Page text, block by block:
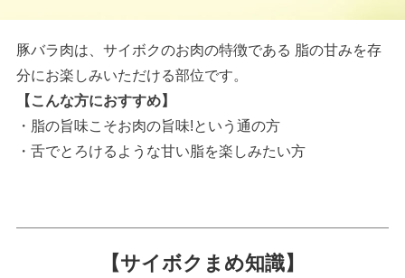
豚バラ肉は、サイボクのお肉の特徴である 脂の甘みを存
分にお楽しみいただける部位です。
【こんな方におすすめ】
・脂の旨味こそお肉の旨味!という通の方
・舌でとろけるような甘い脂を楽しみたい方
【サイボクまめ知識】